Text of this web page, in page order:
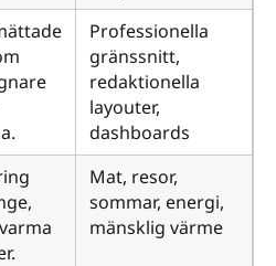
Professionella
gränssnitt,
redaktionella
layouter,
dashboards
Mat, resor,
sommar, energi,
mänsklig värme